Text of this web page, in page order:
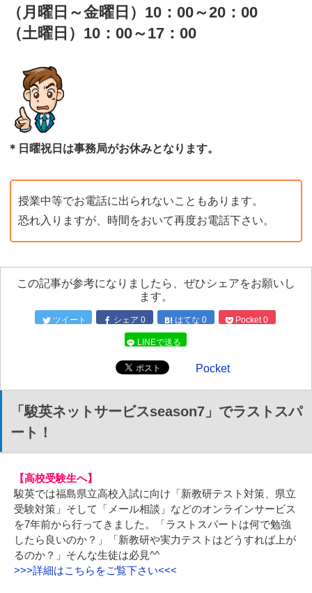
（月曜日～金曜日）10：00～20：00
（土曜日）10：00～17：00
＊日曜祝日は事務局がお休みとなります。
授業中等でお電話に出られないこともあります。
恐れ入りますが、時間をおいて再度お電話下さい。
この記事が参考になりましたら、ぜひシェアをお願いし
ます。
ツイート シェア 0 はてな 0 Pocket 0
LINEで送る
Pocket
「駿英ネットサービスseason7」でラストスパ
ート！
【高校受験生へ】
駿英では福島県立高校入試に向け「新教研テスト対策、県立
受験対策」そして「メール相談」などのオンラインサービス
を7年前から行ってきました。「ラストスパートは何で勉強
したら良いのか？」「新教研や実力テストはどうすれば上が
るのか？」そんな生徒は必見^^
>>>詳細はこちらをご覧下さい<<<